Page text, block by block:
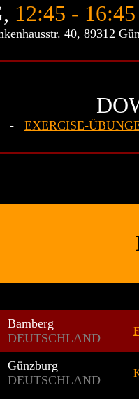
12:45 - 16:45
40, 89312
- EXERCISE-
Bamberg
DEUTSCHLAND
Günzburg
DEUTSCHLAND